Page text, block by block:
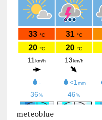
meteoblue